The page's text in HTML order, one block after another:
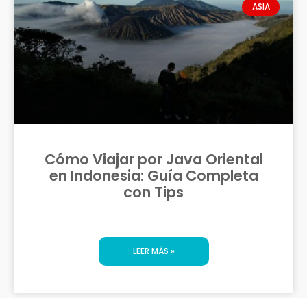
ASIA
Cómo Viajar por Java Oriental
en Indonesia: Guía Completa
con Tips
LEER MÁS »